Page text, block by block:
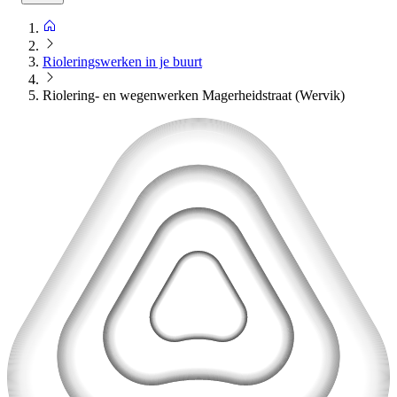
Rioleringswerken in je buurt
Riolering- en wegenwerken Magerheidstraat (Wervik)